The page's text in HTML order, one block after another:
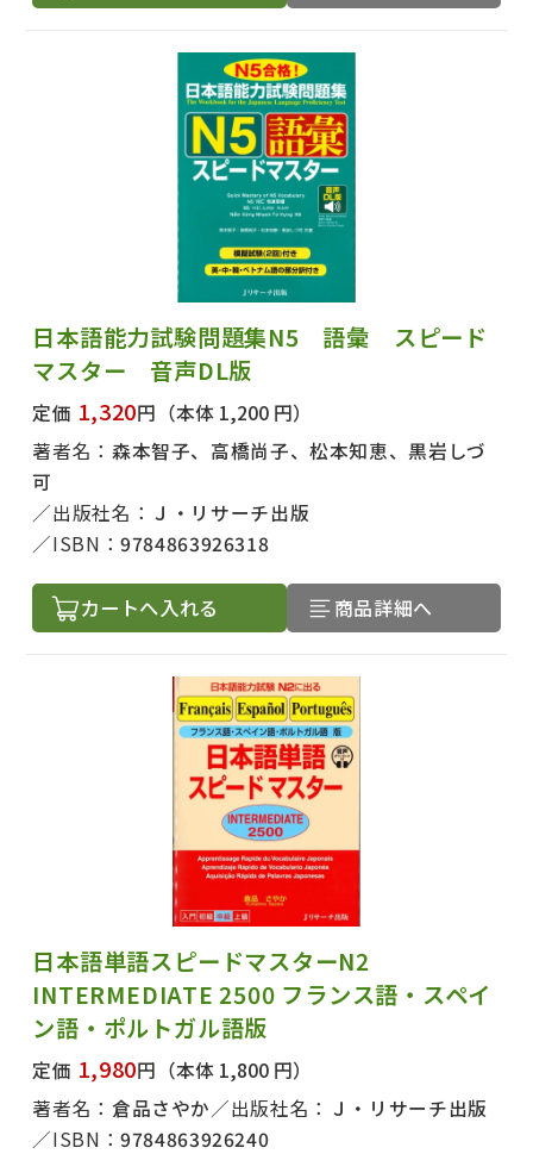
日本語能力試験問題集N5 語彙 スピード
マスター 音声DL版
定価 1,320円 （本体 1,200 円）
著者名： 森本智子、高橋尚子、松本知恵、黒岩しづ
可
出版社名： Ｊ・リサーチ出版
ISBN：9784863926318
カートへ入れる 商品詳細へ
日本語単語スピードマスターN2
INTERMEDIATE 2500 フランス語・スペイ
ン語・ポルトガル語版
定価 1,980円 （本体 1,800 円）
著者名： 倉品さやか 出版社名： Ｊ・リサーチ出版
ISBN：9784863926240